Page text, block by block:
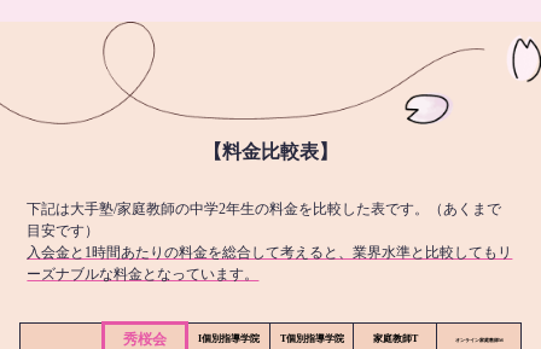
【料金比較表】
下記は大手塾/家庭教師の中学2年生の料金を比較した表です。（あくまで
目安です）
入会金と1時間あたりの料金を総合して考えると、業界水準と比較してもリ
ーズナブルな料金となっています。
秀桜会 I個別指導学院 T個別指導学院 家庭教師T オンライン家庭教師M